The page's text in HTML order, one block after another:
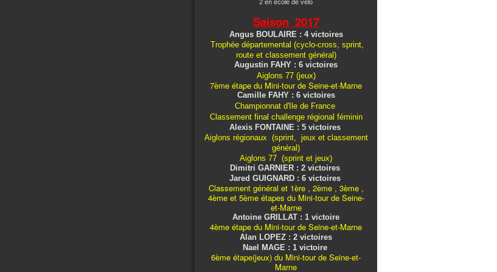
2 en école de vélo
Saison 2017
Angus BOULAIRE : 4 victoires
Trophée départemental (cyclo-cross, sprint,
route et classement général)
Augustin FAHY : 6 victoires
Aiglons 77 (jeux)
7ème étape du Mini-tour de Seine-et-Marne
Camille FAHY : 6 victoires
Championnat d'Ile de France
Classement final challenge régional féminin
Alexis FONTAINE : 5 victoires
Aiglons régionaux (sprint, jeux et classement
général)
Aiglons 77 (sprint et jeux)
Dimitri GARNIER : 2 victoires
Jared GUIGNARD : 6 victoires
Classement général et 1ère , 2ème , 3ème ,
4ème et 5ème étapes du Mini-tour de Seine-
et-Marne
Antoine GRILLAT : 1 victoire
4ème étape du Mini-tour de Seine-et-Marne
Alan LOPEZ : 2 victoires
Nael MAGE : 1 victoire
6ème étape(jeux) du Mini-tour de Seine-et-
Marne